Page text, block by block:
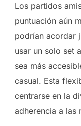
Los partidos
puntuación aún
podrían acordar
usar un solo set
sea más
casual. Esta
centrarse en la
adherencia a las